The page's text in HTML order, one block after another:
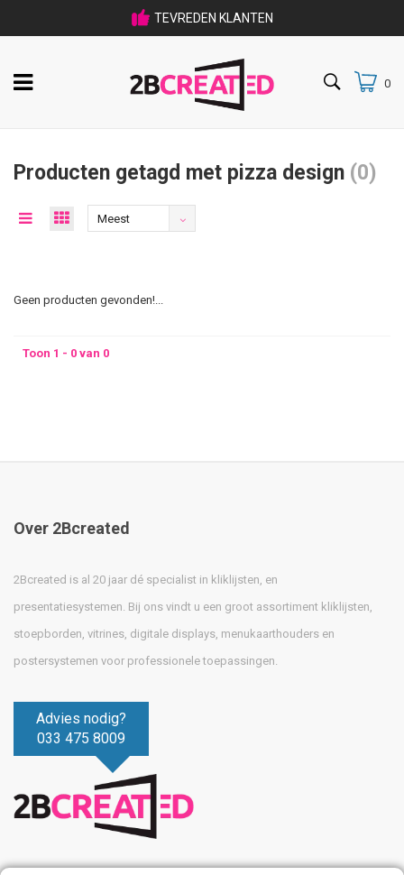
TEVREDEN KLANTEN
033 475 80 09
0
Producten getagd met pizza design (0)
Meest
Geen producten gevonden!...
Toon 1 - 0 van 0
Over 2Bcreated
2Bcreated is al 20 jaar dé specialist in kliklijsten, en
presentatiesystemen. Bij ons vindt u een groot assortiment kliklijsten,
stoepborden, vitrines, digitale displays, menukaarthouders en
postersystemen voor professionele toepassingen.
Advies nodig?
033 475 8009